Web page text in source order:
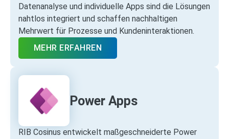
Datenanalyse und individuelle Apps sind die Lösungen
nahtlos integriert und schaffen nachhaltigen
Mehrwert für Prozesse und Kundeninteraktionen.
MEHR ERFAHREN
Power Apps
RIB Cosinus entwickelt maßgeschneiderte Power